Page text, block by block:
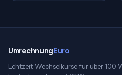
UmrechnungEuro
Echtzeit-Wechselkurse für über 100